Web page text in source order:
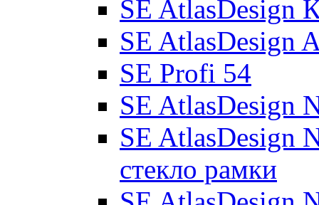
SE AtlasDesign
SE AtlasDesign
SE Profi 54
SE AtlasDesign
SE AtlasDesign
стекло рамки